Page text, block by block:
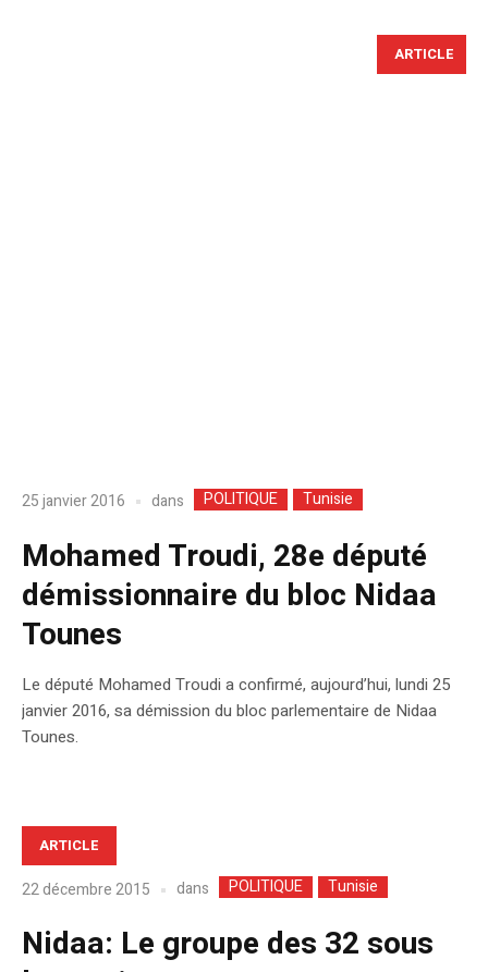
ARTICLE
25 janvier 2016 dans POLITIQUE Tunisie
Mohamed Troudi, 28e député
démissionnaire du bloc Nidaa
Tounes
Le député Mohamed Troudi a confirmé, aujourd’hui, lundi 25
janvier 2016, sa démission du bloc parlementaire de Nidaa
Tounes.
ARTICLE
22 décembre 2015 dans POLITIQUE Tunisie
Nidaa: Le groupe des 32 sous